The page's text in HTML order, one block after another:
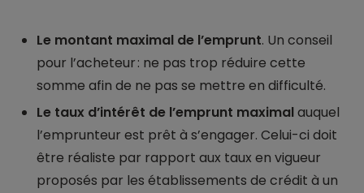
Le montant maximal de l’emprunt. Un conseil
pour l’acheteur : ne pas trop réduire cette
somme afin de ne pas se mettre en difficulté.
Le taux d’intérêt de l’emprunt maximalauquel
l’emprunteur est prêt à s’engager. Celui-ci doit
être réaliste par rapport aux taux en vigueur
proposés par les établissements de crédit à un